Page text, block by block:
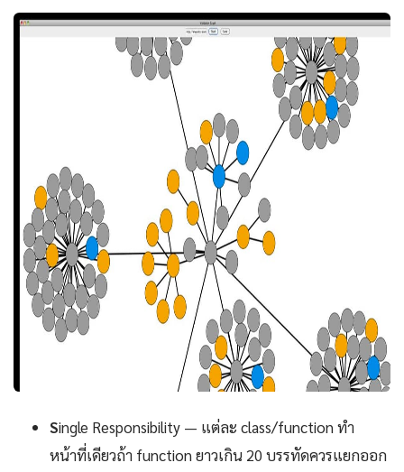
Single Responsibility — แต่ละ class/function ทำ
หน้าที่เดียวถ้า function ยาวเกิน 20 บรรทัดควรแยกออก